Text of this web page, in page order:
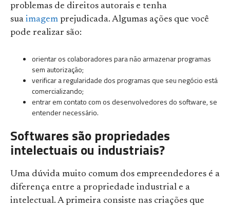
problemas de direitos autorais e tenha
sua imagem prejudicada. Algumas ações que você
pode realizar são:
orientar os colaboradores para não armazenar programas
sem autorização;
verificar a regularidade dos programas que seu negócio está
comercializando;
entrar em contato com os desenvolvedores do software, se
entender necessário.
Softwares são propriedades
intelectuais ou industriais?
Uma dúvida muito comum dos empreendedores é a
diferença entre a propriedade industrial e a
intelectual. A primeira consiste nas criações que